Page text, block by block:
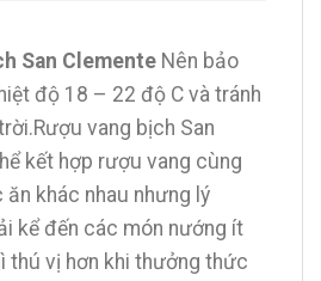
San ClementeNên bảo
độ 18 – 22 độ C và tránh
vang bịch San
kết hợp rượu vang cùng
khác nhau nhưng lý
kể đến các món nướng ít
thú vị hơn khi thưởng thức